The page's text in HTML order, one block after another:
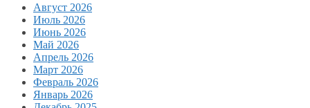
Август 2026
Июль 2026
Июнь 2026
Май 2026
Апрель 2026
Март 2026
Февраль 2026
Январь 2026